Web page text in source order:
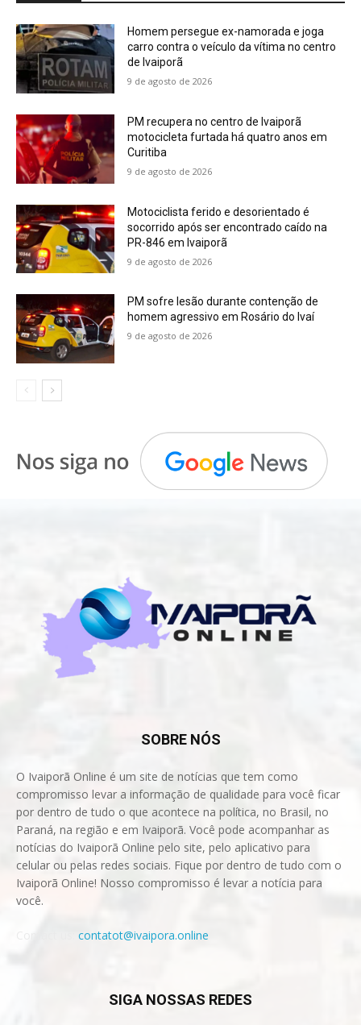
Homem persegue ex-namorada e joga
carro contra o veículo da vítima no centro
de Ivaiporã
9 de agosto de 2026
PM recupera no centro de Ivaiporã
motocicleta furtada há quatro anos em
Curitiba
9 de agosto de 2026
Motociclista ferido e desorientado é
socorrido após ser encontrado caído na
PR-846 em Ivaiporã
9 de agosto de 2026
PM sofre lesão durante contenção de
homem agressivo em Rosário do Ivaí
9 de agosto de 2026
SOBRE NÓS
O Ivaiporã Online é um site de notícias que tem como
compromisso levar a informação de qualidade para você ficar
por dentro de tudo o que acontece na política, no Brasil, no
Paraná, na região e em Ivaiporã. Você pode acompanhar as
notícias do Ivaiporã Online pelo site, pelo aplicativo para
celular ou pelas redes sociais. Fique por dentro de tudo com o
Ivaiporã Online! Nosso compromisso é levar a notícia para
você.
contatot@ivaipora.online
SIGA NOSSAS REDES